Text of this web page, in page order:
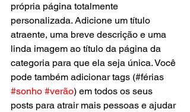
própria página totalmente
personalizada. Adicione um título
atraente, uma breve descrição e uma
linda imagem ao título da página da
categoria para que ela seja única. Você
pode também adicionar tags (#férias
#sonho #verão) em todos os seus
posts para atrair mais pessoas e ajudar